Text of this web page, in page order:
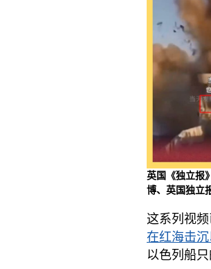
英国《独立报
博、英国独立
这系列视
在红海击
以色列船只